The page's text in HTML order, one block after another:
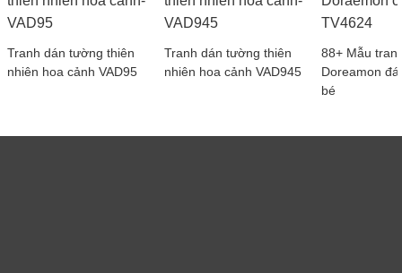
Tranh dán tường thiên
nhiên hoa cảnh VAD95
Tranh dán tường thiên
nhiên hoa cảnh VAD945
88+ Mẫu
Doreamon
bé